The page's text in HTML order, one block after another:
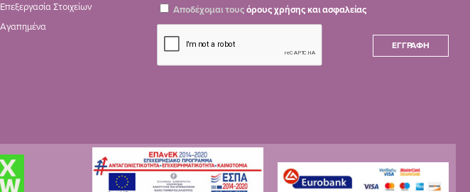
Επεξεργασία Στοιχείων
Αγαπημένα
Αποδέχομαι τουςόρους χρήσης και ασφαλείας
ΕΓΓΡΑΦΉ